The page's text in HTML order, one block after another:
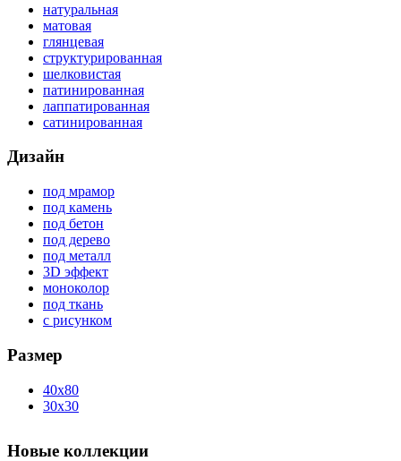
натуральная
матовая
глянцевая
структурированная
шелковистая
патинированная
лаппатированная
сатинированная
Дизайн
под мрамор
под камень
под бетон
под дерево
под металл
3D эффект
моноколор
под ткань
с рисунком
Размер
40x80
30x30
Новые коллекции